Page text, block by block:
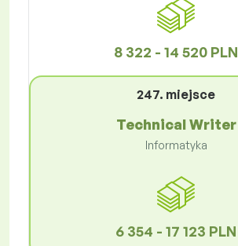
8 322 - 14 520 PLN
247. miejsce
Technical Writer
Informatyka
6 354 - 17 123 PLN